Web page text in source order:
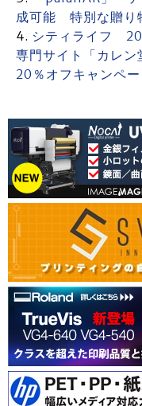
成可能 特別な贈り
シティライフ
専門サイト「カレ
20％オフキャンペー